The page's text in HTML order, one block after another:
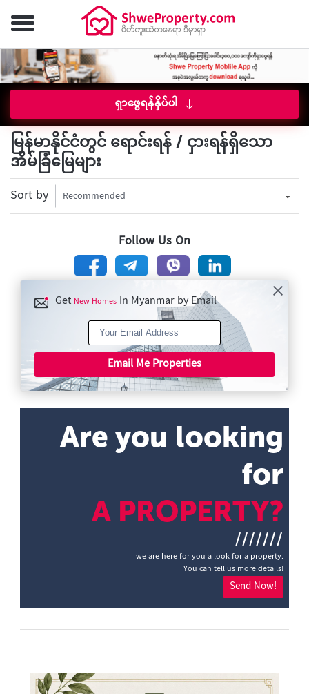
ရှာဖွေရန်နှိပ်ပါ
မြန်မာနိုင်ငံတွင် ရောင်းရန် / ငှားရန်ရှိသော
အိမ်ခြံမြေများ
Sort by Recommended
Follow Us On
Get New Homes In Myanmar by Email
Email Me Properties
Are you looking
for
A PROPERTY?
///////
we are here for you a look for a property.
You can tell us more details!
Send Now!